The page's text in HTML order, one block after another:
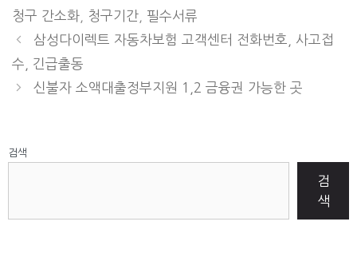
청구 간소화
청구기간
필수서류
삼성다이렉트 자동차보험 고객센터 전화번호, 사고접
수, 긴급출동
신불자 소액대출정부지원 1,2 금융권 가능한 곳
검색
검
색